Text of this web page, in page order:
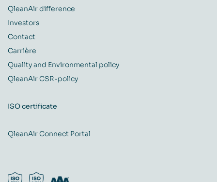
QleanAir difference
Investors
Contact
Carrière
Quality and Environmental policy
QleanAir CSR-policy
ISO certificate
QleanAir Connect Portal